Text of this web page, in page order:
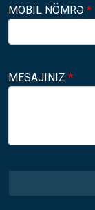
MOBIL NÖMRƏ *
MESAJINIZ *